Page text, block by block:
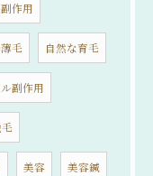
作用
毛 自然な育毛
副作用
美容 美容鍼